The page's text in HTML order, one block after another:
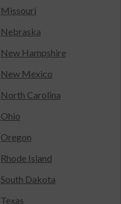
Missouri
Nebraska
New Hampshire
New Mexico
North Carolina
Ohio
Oregon
Rhode Island
South Dakota
Texas